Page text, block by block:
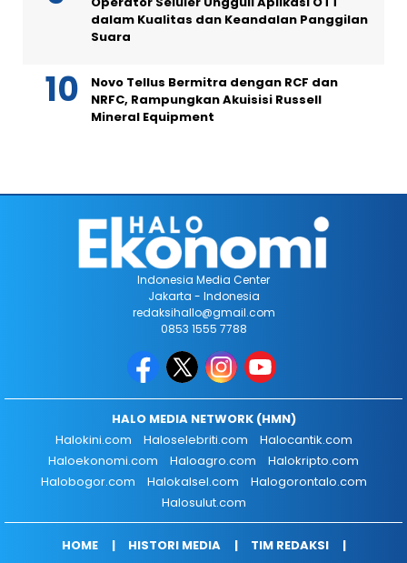
dalam Kualitas dan Keandalan Panggilan
Suara
Novo Tellus Bermitra dengan RCF dan
NRFC, Rampungkan Akuisisi Russell
Mineral Equipment
Indonesia Media Center
Jakarta - Indonesia
redaksihallo@gmail.com
0853 1555 7788
HALO MEDIA NETWORK (HMN)
Halokini.com
Haloselebriti.com
Halocantik.com
Haloekonomi.com
Haloagro.com
Halokripto.com
Halobogor.com
Halokalsel.com
Halogorontalo.com
Halosulut.com
HOME HISTORI MEDIA TIM REDAKSI